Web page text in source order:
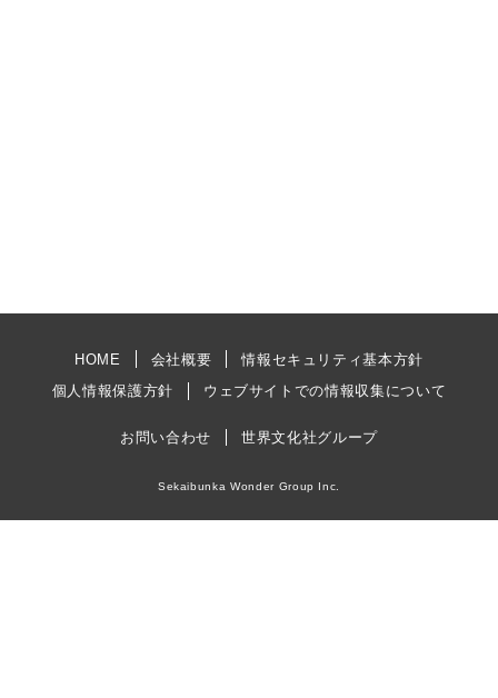
HOME 会社概要
情報セキュリティ基本方針
個人情報保護方針
ウェブサイトでの情報収集について
お問い合わせ 世界文化社グループ
Sekaibunka Wonder Group Inc.